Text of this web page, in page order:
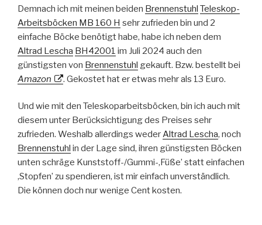
Demnach ich mit meinen beiden Brennenstuhl Teleskop-
Arbeitsböcken MB 160 H sehr zufrieden bin und 2
einfache Böcke benötigt habe, habe ich neben dem
Altrad Lescha BH42001 im Juli 2024 auch den
günstigsten von Brennenstuhl gekauft. Bzw. bestellt bei
Amazon
. Gekostet hat er etwas mehr als 13 Euro.
Und wie mit den Teleskoparbeitsböcken, bin ich auch mit
diesem unter Berücksichtigung des Preises sehr
zufrieden. Weshalb allerdings wederAltrad Lescha, noch
Brennenstuhl in der Lage sind, ihren günstigsten Böcken
unten schräge Kunststoff-/Gummi-‚Füße’ statt einfachen
‚Stopfen’ zu spendieren, ist mir einfach unverständlich.
Die können doch nur wenige Cent kosten.